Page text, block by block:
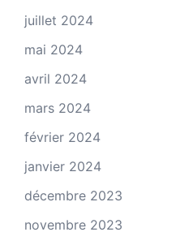
juillet 2024
mai 2024
avril 2024
mars 2024
février 2024
janvier 2024
décembre 2023
novembre 2023